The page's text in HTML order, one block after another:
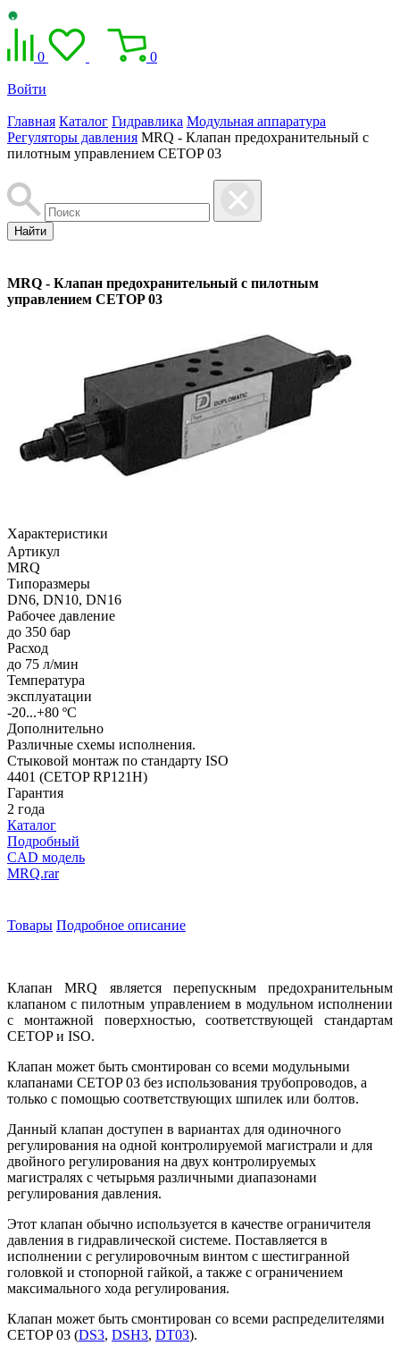
0 0
Войти
Главная Каталог Гидравлика Модульная аппаратура
Регуляторы давления MRQ - Клапан предохранительный с
пилотным управлением CETOP 03
Найти
MRQ - Клапан предохранительный с пилотным
управлением CETOP 03
Характеристики
Артикул
MRQ
Типоразмеры
DN6, DN10, DN16
Рабочее давление
до 350 бар
Расход
до 75 л/мин
Температура
эксплуатации
-20...+80 ºС
Дополнительно
Различные схемы исполнения.
Стыковой монтаж по стандарту ISO
4401 (CETOP RP121H)
Гарантия
2 года
Каталог
Подробный
CAD модель
MRQ.rar
Товары Подробное описание
Клапан MRQ является перепускным предохранительным
клапаном с пилотным управлением в модульном исполнении
с монтажной поверхностью, соответствующей стандартам
CETOP и ISO.
Клапан может быть смонтирован со всеми модульными
клапанами CETOP 03 без использования трубопроводов, а
только с помощью соответствующих шпилек или болтов.
Данный клапан доступен в вариантах для одиночного
регулирования на одной контролируемой магистрали и для
двойного регулирования на двух контролируемых
магистралях с четырьмя различными диапазонами
регулирования давления.
Этот клапан обычно используется в качестве ограничителя
давления в гидравлической системе. Поставляется в
исполнении с регулировочным винтом с шестигранной
головкой и стопорной гайкой, а также с ограничением
максимального хода регулирования.
Клапан может быть смонтирован со всеми распределителями
CETOP 03 (DS3, DSH3, DT03).